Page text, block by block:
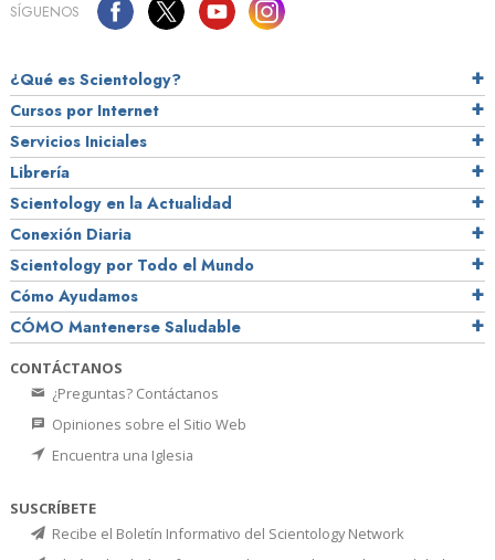
SÍGUENOS
¿Qué es Scientology?
Cursos por Internet
Servicios Iniciales
Librería
Scientology en la Actualidad
Conexión Diaria
Scientology por Todo el Mundo
Cómo Ayudamos
CÓMO Mantenerse Saludable
CONTÁCTANOS
¿Preguntas? Contáctanos
Opiniones sobre el Sitio Web
Encuentra una Iglesia
SUSCRÍBETE
Recibe el Boletín Informativo del Scientology Network